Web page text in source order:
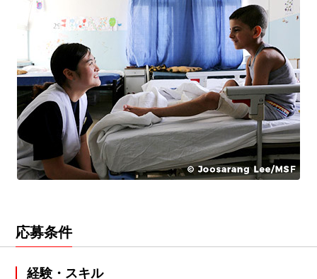
応募条件
経験・スキル